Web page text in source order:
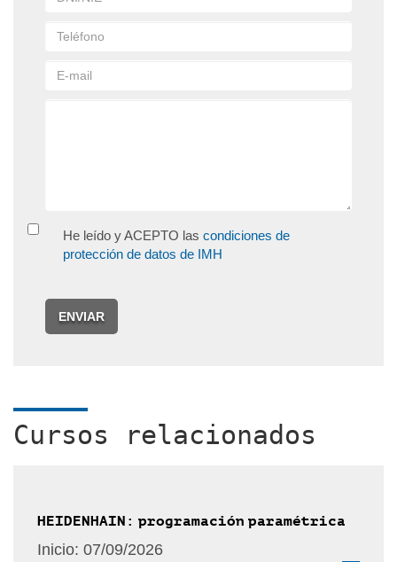
He leído y ACEPTO las condiciones de
protección de datos de IMH
ENVIAR
Cursos relacionados
HEIDENHAIN: programación paramétrica
Inicio: 07/09/2026